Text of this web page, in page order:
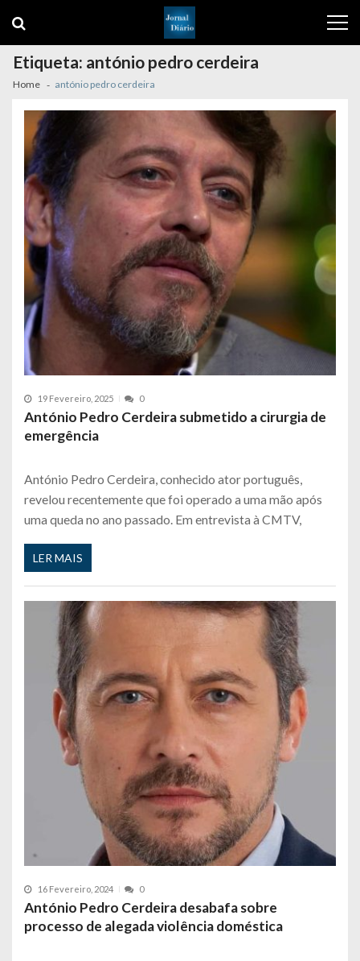
navigation
content
Etiqueta: antónio pedro cerdeira
Home antónio pedro cerdeira
19 Fevereiro, 2025 0
António Pedro Cerdeira submetido a cirurgia de
emergência
António Pedro Cerdeira, conhecido ator português,
revelou recentemente que foi operado a uma mão após
uma queda no ano passado. Em entrevista à CMTV,
LER MAIS
16 Fevereiro, 2024 0
António Pedro Cerdeira desabafa sobre
processo de alegada violência doméstica